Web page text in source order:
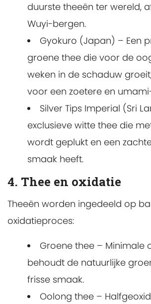
duurste theeën ter wereld,
Wuyi-bergen.
Gyokuro (Japan) – Een
groene thee die voor de
weken in de schaduw
voor een zoetere en
Silver Tips Imperial (Sri
exclusieve witte thee die
wordt geplukt en een
smaak heeft.
4. Thee en oxidatie
Theeën worden ingedeeld op
oxidatieproces:
Groene thee – Minimale
behoudt de natuurlijke
frisse smaak.
Oolong thee –